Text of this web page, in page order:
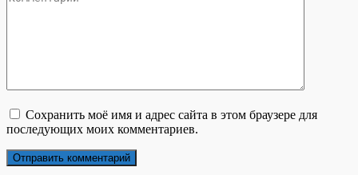
Сохранить моё имя и адрес сайта в этом браузере для
последующих моих комментариев.